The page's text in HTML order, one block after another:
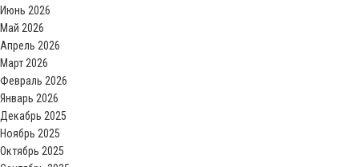
Июнь 2026
Май 2026
Апрель 2026
Март 2026
Февраль 2026
Январь 2026
Декабрь 2025
Ноябрь 2025
Октябрь 2025